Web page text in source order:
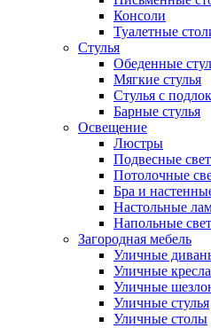
Консоли
Туалетные
Стулья
Обеденные
Мягкие стулья
Стулья с
Барные стулья
Освещение
Люстры
Подвесные
Потолочные
Бра и
Настольные
Напольные
Загородная мебель
Уличные
Уличные кресла
Уличные
Уличные стулья
Уличные столы